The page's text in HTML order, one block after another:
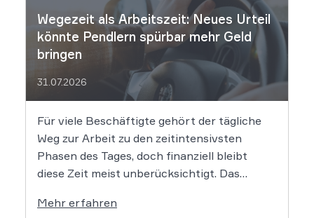
Wegezeit als Arbeitszeit: Neues Urteil
könnte Pendlern spürbar mehr Geld
bringen
31.07.2026
Für viele Beschäftigte gehört der tägliche
Weg zur Arbeit zu den zeitintensivsten
Phasen des Tages, doch finanziell bleibt
diese Zeit meist unberücksichtigt. Das
in die Debatte bringen und vielen
Mehr erfahren